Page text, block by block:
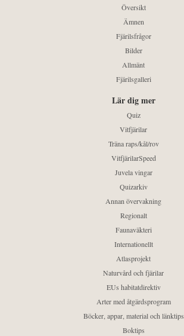
Översikt
Ämnen
Fjärilsfrågor
Bilder
Allmänt
Fjärilsgalleri
Lär dig mer
Quiz
Vitfjärilar
Träna raps/kål/rov
VitfjärilarSpeed
Juvela vingar
Quizarkiv
Annan övervakning
Regionalt
Faunaväkteri
Internationellt
Atlasprojekt
Naturvård och fjärilar
EUs habitatdirektiv
Arter med åtgärdsprogram
Böcker, appar, material och länktips
Boktips